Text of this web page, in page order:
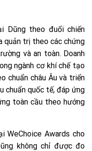
Dũng theo đuổi chiến
quản trị theo các chứng
và an toàn. Doanh
ngành cơ khí chế tạo
chuẩn châu Âu và triển
chuẩn quốc tế, đáp ứng
toàn cầu theo hướng
WeChoice Awards cho
không chỉ được đo